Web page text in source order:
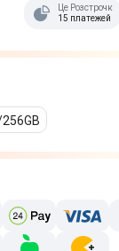
Це Розстрочка
15 платежей